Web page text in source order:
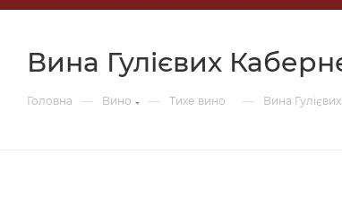
Вина Гулієвих
Головна — Вино — Тихе вино — Вина